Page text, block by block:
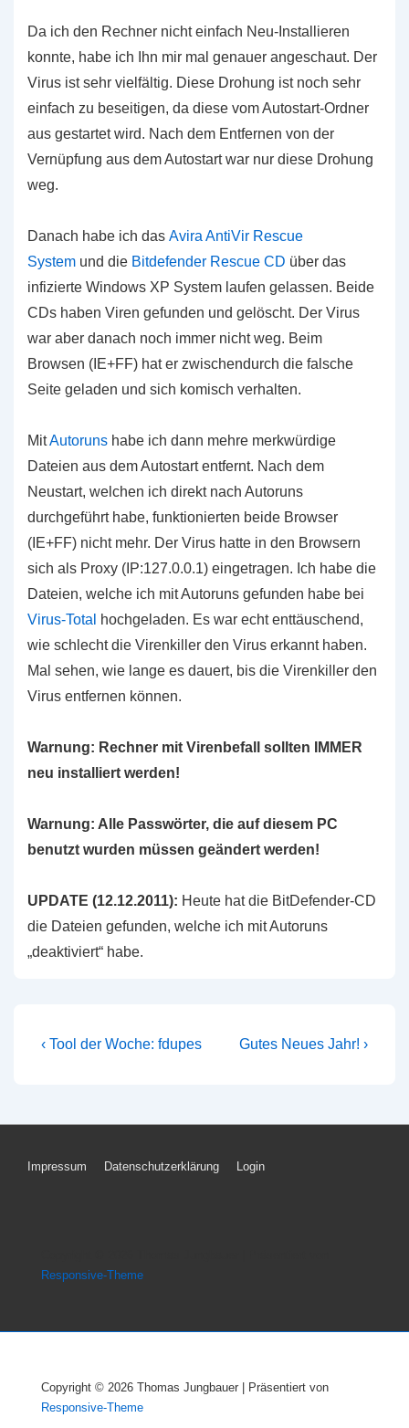
Da ich den Rechner nicht einfach Neu-Installieren
konnte, habe ich Ihn mir mal genauer angeschaut. Der
Virus ist sehr vielfältig. Diese Drohung ist noch sehr
einfach zu beseitigen, da diese vom Autostart-Ordner
aus gestartet wird. Nach dem Entfernen von der
Vernüpfung aus dem Autostart war nur diese Drohung
weg.
Danach habe ich das Avira AntiVir Rescue
System und die Bitdefender Rescue CD über das
infizierte Windows XP System laufen gelassen. Beide
CDs haben Viren gefunden und gelöscht. Der Virus
war aber danach noch immer nicht weg. Beim
Browsen (IE+FF) hat er zwischendurch die falsche
Seite geladen und sich komisch verhalten.
MitAutoruns habe ich dann mehre merkwürdige
Dateien aus dem Autostart entfernt. Nach dem
Neustart, welchen ich direkt nach Autoruns
durchgeführt habe, funktionierten beide Browser
(IE+FF) nicht mehr. Der Virus hatte in den Browsern
sich als Proxy (IP:127.0.0.1) eingetragen. Ich habe die
Dateien, welche ich mit Autoruns gefunden habe bei
Virus-Total
hochgeladen. Es war echt enttäuschend,
wie schlecht die Virenkiller den Virus erkannt haben.
Mal sehen, wie lange es dauert, bis die Virenkiller den
Virus entfernen können.
Warnung: Rechner mit Virenbefall sollten IMMER
neu installiert werden!
Warnung: Alle Passwörter, die auf diesem PC
benutzt wurden müssen geändert werden!
UPDATE (12.12.2011): Heute hat die BitDefender-CD
die Dateien gefunden, welche ich mit Autoruns
„deaktiviert“ habe.
Beitragsnavigation
Vorheriger
‹ Tool der Woche: fdupes
Nächster
Gutes Neues Jahr! ›
Footer-
Impressum Datenschutzerklärung Login
Responsive-Theme
Copyright © 2026 Thomas Jungbauer
| Präsentiert von
Responsive-Theme